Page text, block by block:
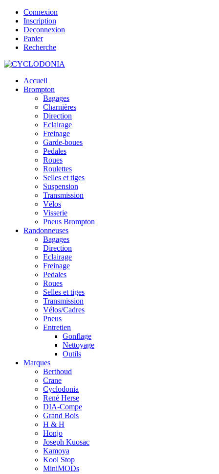
Connexion
Inscription
Deconnexion
Panier
Recherche
Accueil
Brompton
Bagages
Charnières
Direction
Eclairage
Freinage
Garde-boues
Pedales
Roues
Roulettes
Selles et tiges
Suspension
Transmission
Vélos
Visserie
Pneus Brompton
Randonneuses
Bagages
Direction
Eclairage
Freinage
Pedales
Roues
Selles et tiges
Transmission
Vélos/Cadres
Pneus
Entretien
Gonflage
Nettoyage
Outils
Marques
Berthoud
Crane
Cyclodonia
René Herse
DIA-Compe
Grand Bois
H & H
Honjo
Joseph Kuosac
Kamoya
Kool Stop
MiniMODs